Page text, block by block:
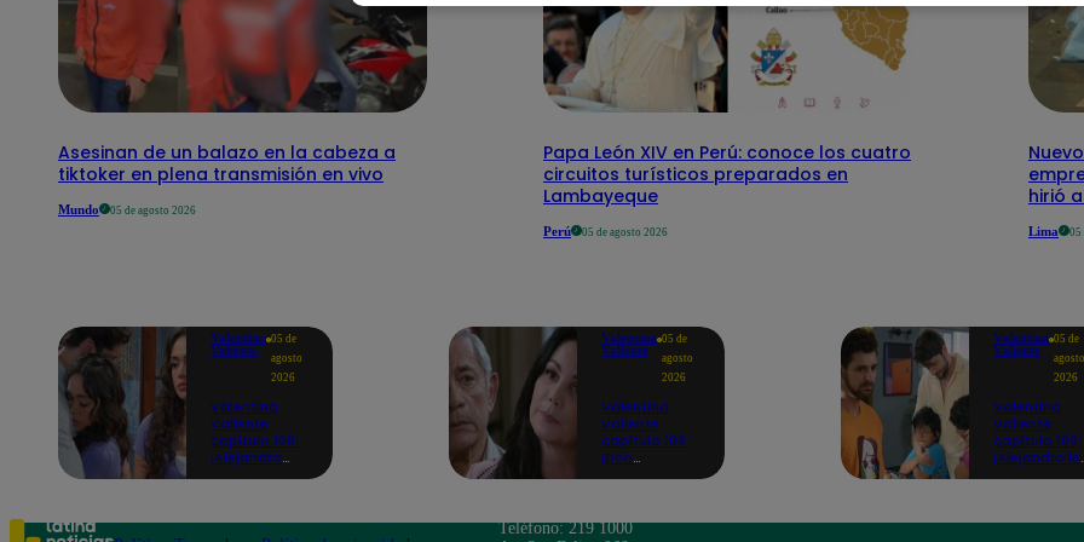
Asesinan de un balazo en la cabeza a
tiktoker en plena transmisión en vivo
Mundo 05 de agosto 2026
Papa León XIV en Perú: conoce los cuatro
circuitos turísticos preparados en
Lambayeque
Perú 05 de agosto 2026
hirió
Lima 05
Valentina
Valiente
05 de
agosto
2026
Valentina
Valiente
capítulo 108:
¡Alejandro
regalo, pero
Valentina
Valiente
05 de
agosto
2026
Valentina
Valiente
capítulo 108:
¡Don
Frida tras
Valentina
Valiente
05 de
agosto
2026
Valentina
Valiente
capítulo 108:
¡Alejandro le
estará para
Teléfono: 219 1000